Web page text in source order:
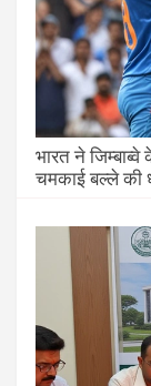
भारत ने
चमकाई बल्ले की